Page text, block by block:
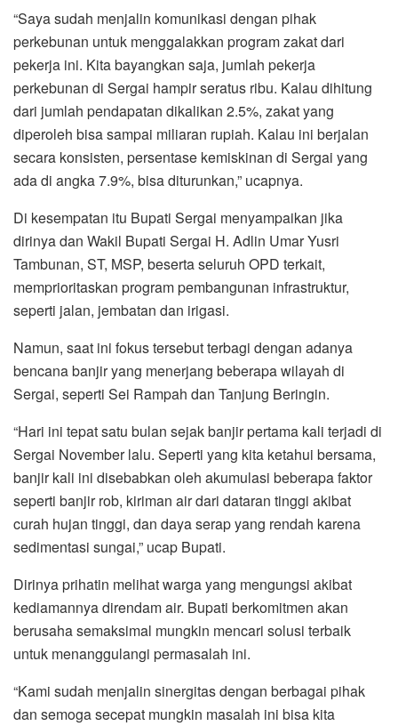
“Saya sudah menjalin komunikasi dengan pihak
perkebunan untuk menggalakkan program zakat dari
pekerja ini. Kita bayangkan saja, jumlah pekerja
perkebunan di Sergai hampir seratus ribu. Kalau dihitung
dari jumlah pendapatan dikalikan 2.5%, zakat yang
diperoleh bisa sampai miliaran rupiah. Kalau ini berjalan
secara konsisten, persentase kemiskinan di Sergai yang
ada di angka 7.9%, bisa diturunkan,” ucapnya.
Di kesempatan itu Bupati Sergai menyampaikan jika
dirinya dan Wakil Bupati Sergai H. Adlin Umar Yusri
Tambunan, ST, MSP, beserta seluruh OPD terkait,
memprioritaskan program pembangunan infrastruktur,
seperti jalan, jembatan dan irigasi.
Namun, saat ini fokus tersebut terbagi dengan adanya
bencana banjir yang menerjang beberapa wilayah di
Sergai, seperti Sei Rampah dan Tanjung Beringin.
“Hari ini tepat satu bulan sejak banjir pertama kali terjadi di
Sergai November lalu. Seperti yang kita ketahui bersama,
banjir kali ini disebabkan oleh akumulasi beberapa faktor
seperti banjir rob, kiriman air dari dataran tinggi akibat
curah hujan tinggi, dan daya serap yang rendah karena
sedimentasi sungai,” ucap Bupati.
Dirinya prihatin melihat warga yang mengungsi akibat
kediamannya direndam air. Bupati berkomitmen akan
berusaha semaksimal mungkin mencari solusi terbaik
untuk menanggulangi permasalah ini.
“Kami sudah menjalin sinergitas dengan berbagai pihak
dan semoga secepat mungkin masalah ini bisa kita